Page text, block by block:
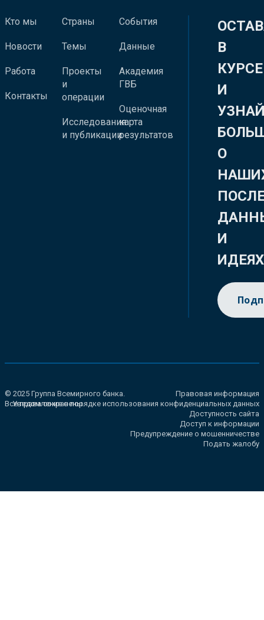
Кто мы
Новости
Работа
Контакты
Страны
Темы
Проекты
и
операции
Исследования
и публикации
События
Данные
Академия
ГВБ
Оценочная
карта
результатов
В
КУРСЕ
И
О
И
ИДЕЯХ
© 2025 Группа Всемирного банка.
Все права сохранены.
Правовая информация
Уведомление о порядке использования конфиденциальных данных
Доступность сайта
Доступ к информации
Предупреждение о мошенничестве
Подать жалобу